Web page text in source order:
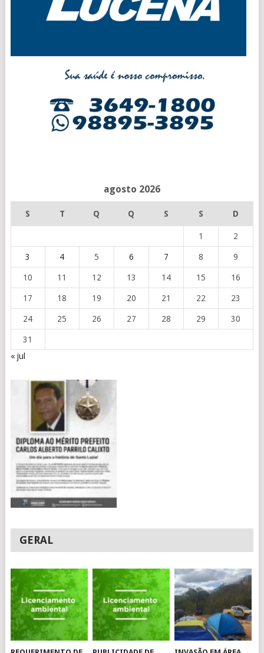
agosto 2026
S T Q Q S S D
1 2
3 4 5 6 7 8 9
10 11 12 13 14 15 16
17 18 19 20 21 22 23
24 25 26 27 28 29 30
31
« jul
GERAL